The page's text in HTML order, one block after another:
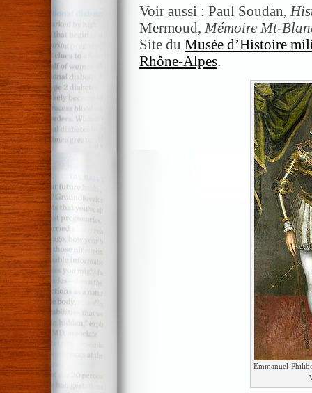
Voir aussi : Paul Soudan,
Mermoud, Mémoire Mt-
Site du Musée d’Histoire
Rhône-Alpes.
Emmanuel-